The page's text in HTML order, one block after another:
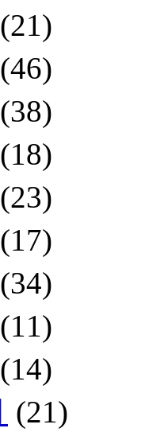
(21)
(46)
(38)
(18)
(23)
(17)
(34)
(11)
(14)
(21)